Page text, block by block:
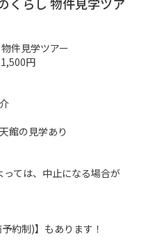
件見学ツアー
昼食代：1,500円
館の見学あり
ては、中止になる場合が
約制)】もあります！